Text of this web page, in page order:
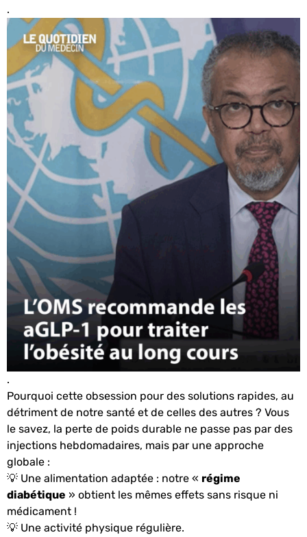
.
.
Pourquoi cette obsession pour des solutions rapides, au
détriment de notre santé et de celles des autres ? Vous
le savez, la perte de poids durable ne passe pas par des
injections hebdomadaires, mais par une approche
globale :
💡 Une alimentation adaptée : notre « régime
diabétique » obtient les mêmes effets sans risque ni
médicament !
💡 Une activité physique régulière.